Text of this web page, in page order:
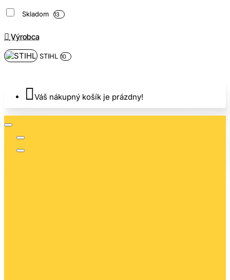
Skladom 13
Výrobca
STIHL 10
Váš nákupný košík je prázdny!